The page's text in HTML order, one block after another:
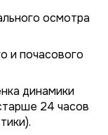
осмотра
и почасового
динамики
24 часов